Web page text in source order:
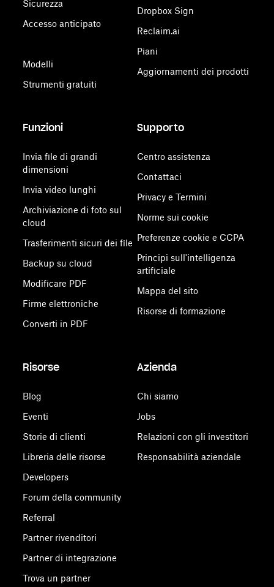
Sicurezza
Accesso anticipato
Modelli
Strumenti gratuiti
Dropbox Sign
Reclaim.ai
Piani
Aggiornamenti dei prodotti
Funzioni
Invia file di grandi
dimensioni
Invia video lunghi
Archiviazione di foto sul
cloud
Trasferimenti sicuri dei file
Backup su cloud
Modificare PDF
Firme elettroniche
Converti in PDF
Supporto
Centro assistenza
Contattaci
Privacy e Termini
Norme sui cookie
Preferenze cookie e CCPA
Principi sull'intelligenza
artificiale
Mappa del sito
Risorse di formazione
Risorse
Blog
Eventi
Storie di clienti
Libreria delle risorse
Developers
Forum della community
Referral
Partner rivenditori
Partner di integrazione
Trova un partner
Azienda
Chi siamo
Jobs
Relazioni con gli investitori
Responsabilità aziendale